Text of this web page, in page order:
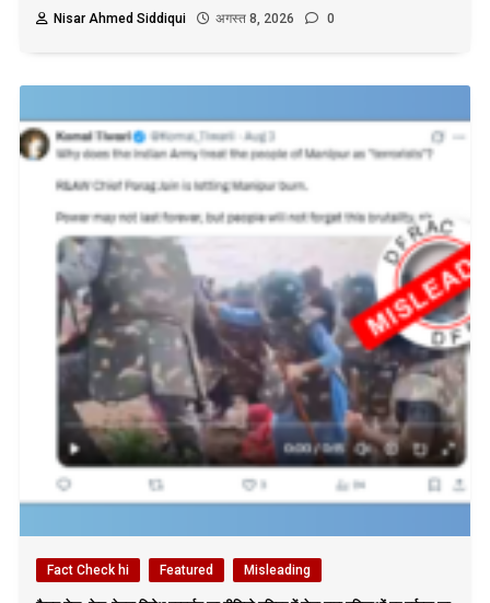
Nisar Ahmed Siddiqui
अगस्त 8, 2026 0
Fact Check hi Featured Misleading